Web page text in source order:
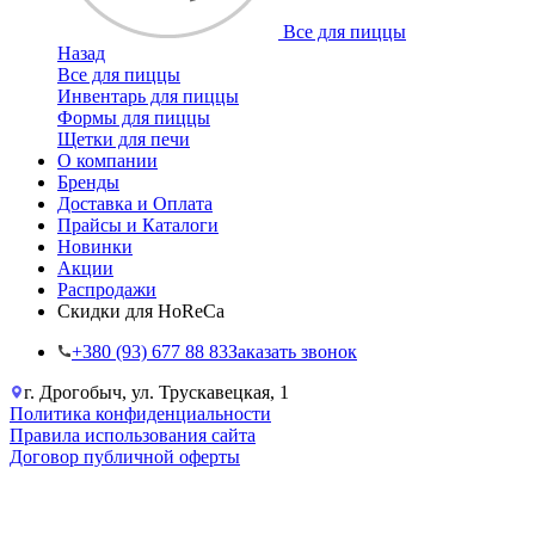
Все для пиццы
Назад
Все для пиццы
Инвентарь для пиццы
Формы для пиццы
Щетки для печи
О компании
Бренды
Доставка и Оплата
Прайсы и Каталоги
Новинки
Акции
Распродажи
Скидки для HoReCa
+38‎0 (93) 677 88 83Заказать звонок
г. Дрогобыч, ул. Трускавецкая, 1
Политика конфиденциальности
Правила использования сайта
Договор публичной оферты